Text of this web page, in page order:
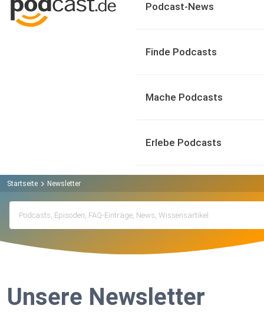
Podcast-News
Finde Podcasts
Mache Podcasts
Erlebe Podcasts
Startseite Newsletter
Unsere Newsletter